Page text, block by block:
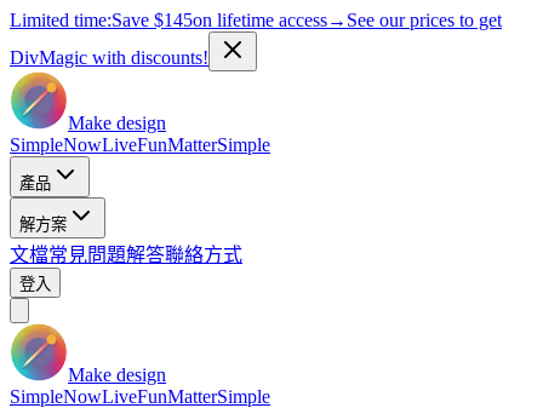
Limited time:Save $145on lifetime access→ See our prices to get
DivMagic with discounts!
Make design
SimpleNowLiveFunMatterSimple
產品
解方案
文檔常見問題解答聯絡方式
登入
Make design
SimpleNowLiveFunMatterSimple